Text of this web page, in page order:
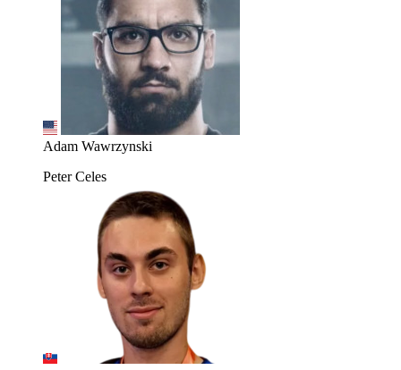
Adam Wawrzynski
Peter Celes